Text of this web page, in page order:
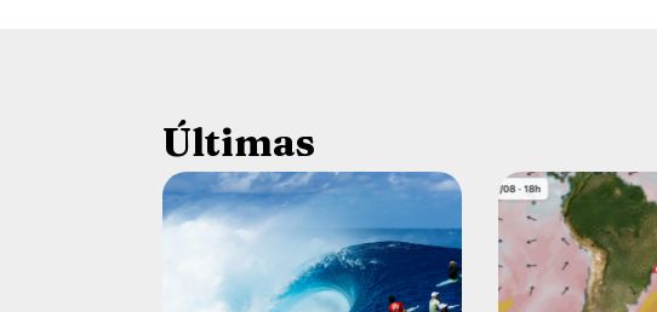
Últimas